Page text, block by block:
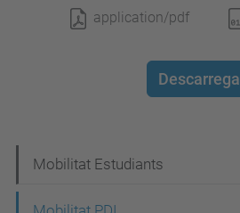
application/pdf
Descarrega
a
Mobilitat Estudiants